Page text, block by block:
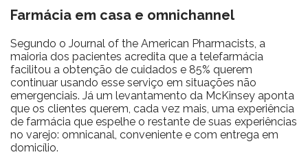
Farmácia em casa e omnichannel
Segundo o Journal of the American Pharmacists, a
maioria dos pacientes acredita que a telefarmácia
facilitou a obtenção de cuidados e 85% querem
continuar usando esse serviço em situações não
emergenciais. Já um levantamento da McKinsey aponta
que os clientes querem, cada vez mais, uma experiência
de farmácia que espelhe o restante de suas experiências
no varejo: omnicanal, conveniente e com entrega em
domicílio.